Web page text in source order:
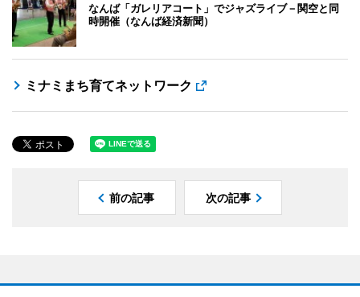
なんば「ガレリアコート」でジャズライブ－関空と同
時開催（なんば経済新聞）
ミナミまち育てネットワーク
前の記事 次の記事